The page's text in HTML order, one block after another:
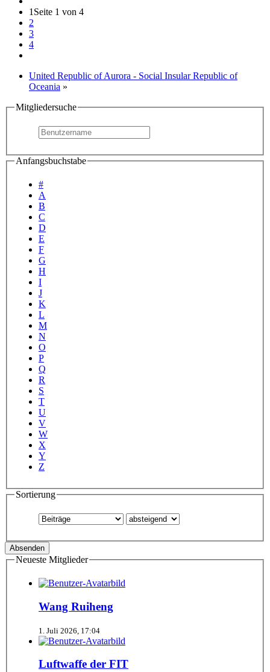
1 Seite 1 von 4
2
3
4
United Republic of Aurora - Social Insular Republic of
Oceania »
Mitgliedersuche
Anfangsbuchstabe
#
A
B
C
D
E
F
G
H
I
J
K
L
M
N
O
P
Q
R
S
T
U
V
W
X
Y
Z
Sortierung
Neueste Mitglieder
Wang Ruiheng
1. Juli 2026, 17:04
Luftwaffe der FIT